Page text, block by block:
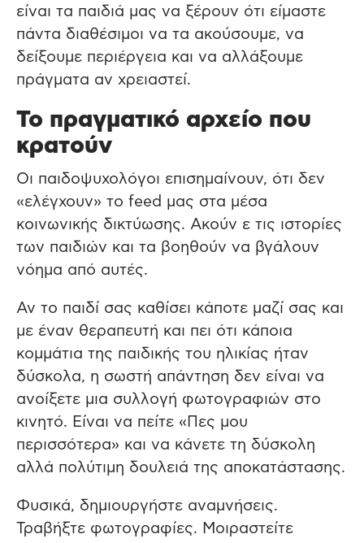
είναι τα παιδιά μας να ξέρουν ότι είμαστε
πάντα διαθέσιμοι να τα ακούσουμε, να
δείξουμε περιέργεια και να αλλάξουμε
πράγματα αν χρειαστεί.
Το πραγματικό αρχείο που
κρατούν
Οι παιδοψυχολόγοι επισημαίνουν, ότι δεν
«ελέγχουν» το feed μας στα μέσα
κοινωνικής δικτύωσης. Ακούν ε τις ιστορίες
των παιδιών και τα βοηθούν να βγάλουν
νόημα από αυτές.
Αν το παιδί σας καθίσει κάποτε μαζί σας και
με έναν θεραπευτή και πει ότι κάποια
κομμάτια της παιδικής του ηλικίας ήταν
δύσκολα, η σωστή απάντηση δεν είναι να
ανοίξετε μια συλλογή φωτογραφιών στο
κινητό. Είναι να πείτε «Πες μου
περισσότερα» και να κάνετε τη δύσκολη
αλλά πολύτιμη δουλειά της αποκατάστασης.
Φυσικά, δημιουργήστε αναμνήσεις.
Τραβήξτε φωτογραφίες. Μοιραστείτε